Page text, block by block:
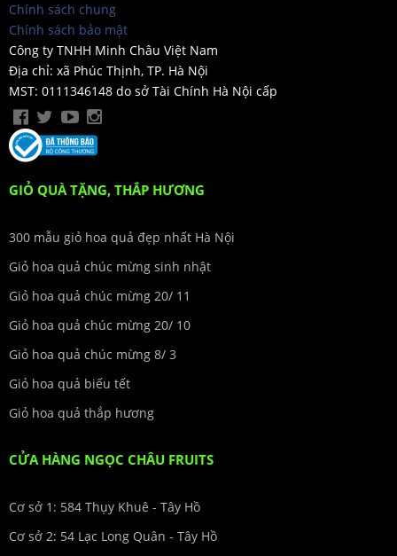
Chính sách chung
Chính sách bảo mật
Công ty TNHH Minh Châu Việt Nam
Địa chỉ: xã Phúc Thịnh, TP. Hà Nội
MST: 0111346148 do sở Tài Chính Hà Nội cấp
GIỎ QUÀ TẶNG, THẮP HƯƠNG
300 mẫu giỏ hoa quả đẹp nhất Hà Nội
Giỏ hoa quả chúc mừng sinh nhật
Giỏ hoa quả chúc mừng 20/ 11
Giỏ hoa quả chúc mừng 20/ 10
Giỏ hoa quả chúc mừng 8/ 3
Giỏ hoa quả biếu tết
Giỏ hoa quả thắp hương
CỬA HÀNG NGỌC CHÂU FRUITS
Cơ sở 1: 584 Thụy Khuê - Tây Hồ
Cơ sở 2: 54 Lạc Long Quân - Tây Hồ